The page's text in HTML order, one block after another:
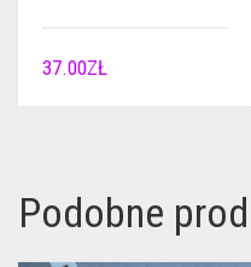
37.00ZŁ
Podobne